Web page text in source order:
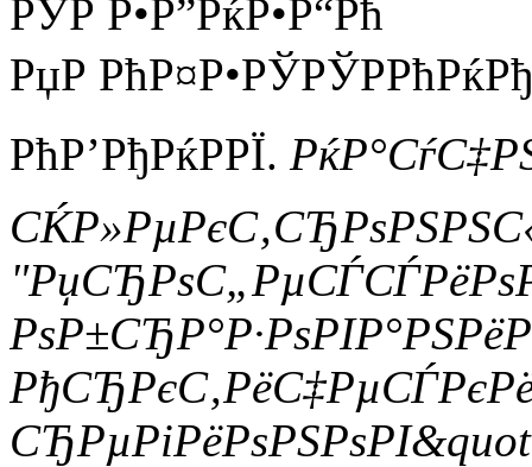
РЎР Р•Р”РќР•Р“Рћ
РџР
РћР’РђРќРРЇ.